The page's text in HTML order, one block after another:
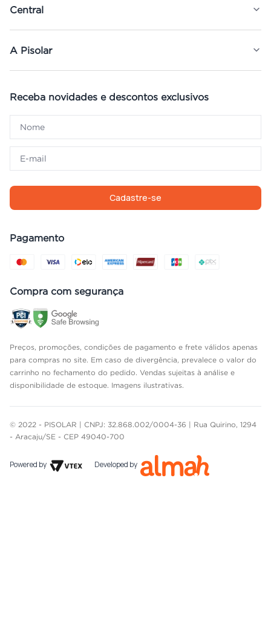
Central
A Pisolar
Receba novidades e descontos exclusivos
Cadastre-se
Pagamento
Compra com segurança
Preços, promoções, condições de pagamento e frete válidos apenas
para compras no site. Em caso de divergência, prevalece o valor do
carrinho no fechamento do pedido. Vendas sujeitas à análise e
disponibilidade de estoque. Imagens ilustrativas.
© 2022 - PISOLAR | CNPJ: 32.868.002/0004-36 | Rua Quirino, 1294
- Aracaju/SE - CEP 49040-700
Powered by Developed by